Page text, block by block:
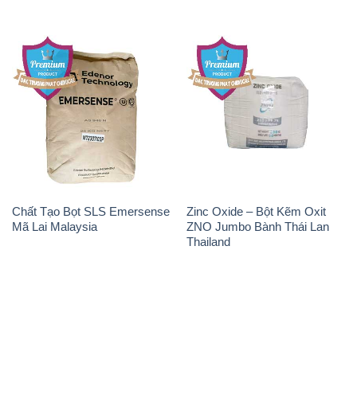
Chất Tạo Bọt SLS Emersense
Mã Lai Malaysia
Zinc Oxide – Bột Kẽm Oxit
ZNO Jumbo Bành Thái Lan
Thailand